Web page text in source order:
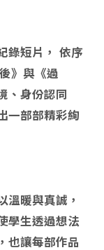
錄短片， 依序
》與《過
、身份認同
一部部精彩絢
溫暖與真誠，
學生透過想法
也讓每部作品